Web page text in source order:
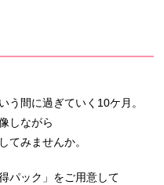
う間に過ぎていく10ケ月。
しながら
てみませんか。
パック」をご用意して